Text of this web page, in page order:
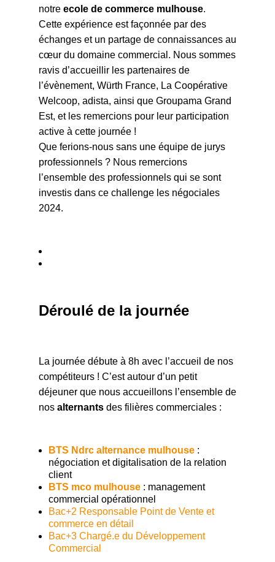
notre ecole de commerce mulhouse.
Cette expérience est façonnée par des
échanges et un partage de connaissances au
cœur du domaine commercial. Nous sommes
ravis d’accueillir les partenaires de
l’évènement, Würth France, La Coopérative
Welcoop, adista, ainsi que Groupama Grand
Est, et les remercions pour leur participation
active à cette journée !
Que ferions-nous sans une équipe de jurys
professionnels ? Nous remercions
l’ensemble des professionnels qui se sont
investis dans ce challenge les négociales
2024.
Déroulé de la journée
La journée débute à 8h avec l’accueil de nos
compétiteurs ! C’est autour d’un petit
déjeuner que nous accueillons l’ensemble de
nos alternantsdes filières commerciales :
BTS Ndrc alternance mulhouse:
négociation et digitalisation de la relation
client
BTS mco mulhouse : management
commercial opérationnel
Bac+2 Responsable Point de Vente et
commerce en détail
Bac+3 Chargé.e du Développement
Commercial